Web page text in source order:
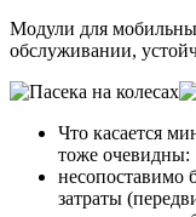
Модули для
обслуживании,
Что касается
тоже очевидны:
несопоставимо
затраты